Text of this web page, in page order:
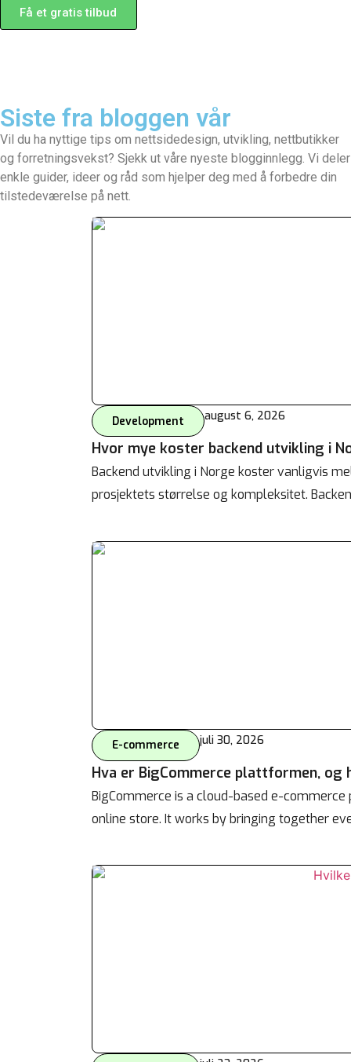
Få et gratis tilbud
Siste fra bloggen vår
Vil du ha nyttige tips om nettsidedesign, utvikling, nettbutikker
og forretningsvekst? Sjekk ut våre nyeste blogginnlegg. Vi deler
enkle guider, ideer og råd som hjelper deg med å forbedre din
tilstedeværelse på nett.
Development august 6, 2026
Hvor mye koster backend utvikling i
Backend utvikling i Norge koster vanligvis
prosjektets størrelse og kompleksitet.
E-commerce juli 30, 2026
Hva er BigCommerce plattformen, og
BigCommerce is a cloud-based e-
online store. It works by bringing together